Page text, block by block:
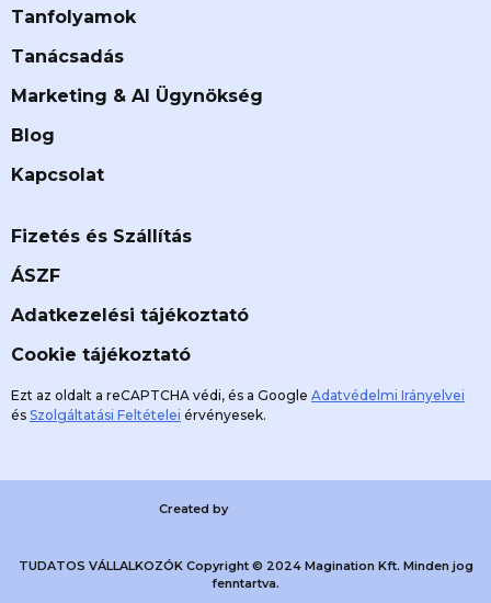
Tanfolyamok
Tanácsadás
Marketing & AI Ügynökség
Blog
Kapcsolat
Fizetés és Szállítás
ÁSZF
Adatkezelési tájékoztató
Cookie tájékoztató
Ezt az oldalt a reCAPTCHA védi, és a Google Adatvédelmi Irányelvei
és Szolgáltatási Feltételei érvényesek.
Created by
TUDATOS VÁLLALKOZÓK Copyright © 2024 Magination Kft. Minden jog
fenntartva.